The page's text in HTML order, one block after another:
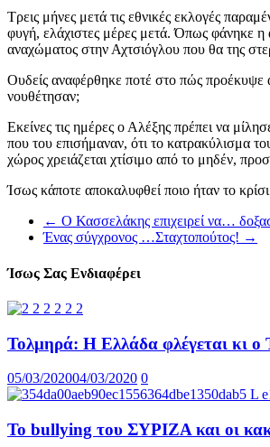
Τρεις μήνες μετά τις εθνικές εκλογές
φυγή, ελάχιστες μέρες μετά. Όπως φάνηκε η
αναχώματος στην Αχτσιόγλου που θα της
Ουδείς αναφέρθηκε ποτέ στο πώς προέκυψε
νουθέτησαν;
Εκείνες τις ημέρες ο Αλέξης πρέπει να
που του επισήμαναν, ότι το κατρακύλισμα
χώρος χρειάζεται χτίσιμο από το μηδέν,
Ίσως κάποτε αποκαλυφθεί ποιο ήταν το
← Ο Κασσελάκης επιχειρεί να…
Ένας σύγχρονος …Σταχτοπούτος! →
Ίσως Σας Ενδιαφέρει
Τολμηρά: Η Ελλάδα φλέγεται κι ο
05/03/202004/03/2020 0
To bullying του ΣΥΡΙΖΑ και οι